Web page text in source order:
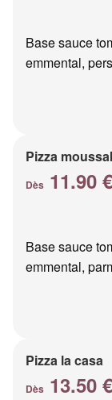
Base sauce
emmental,
Pizza
Dès 11.90 €
Base sauce
emmental,
Pizza la casa
Dès 13.50 €